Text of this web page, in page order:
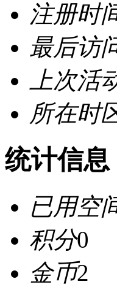
注册时
最后访
上次活
所在时
统计信息
已用空
积分0
金币2